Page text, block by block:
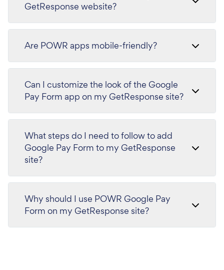
GetResponse website?
Are POWR apps mobile-friendly?
Can I customize the look of the Google
Pay Form app on my GetResponse site?
What steps do I need to follow to add
Google Pay Form to my GetResponse
site?
Why should I use POWR Google Pay
Form on my GetResponse site?